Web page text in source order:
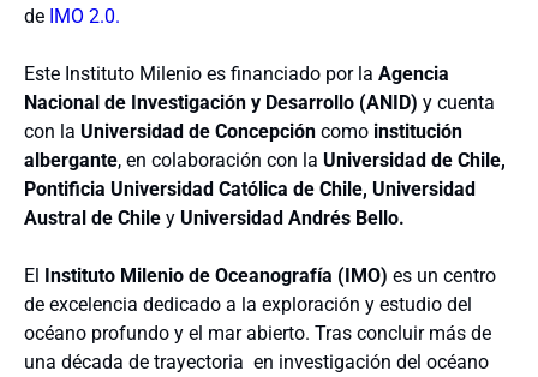
de IMO 2.0.
Este Instituto Milenio es financiado por la Agencia
Nacional de Investigación y Desarrollo (ANID) y cuenta
con la Universidad de Concepción como institución
albergante, en colaboración con la Universidad de Chile,
Pontificia Universidad Católica de Chile, Universidad
Austral de Chile y Universidad Andrés Bello.
El Instituto Milenio de Oceanografía (IMO) es un centro
de excelencia dedicado a la exploración y estudio del
océano profundo y el mar abierto. Tras concluir más de
una década de trayectoria en investigación del océano